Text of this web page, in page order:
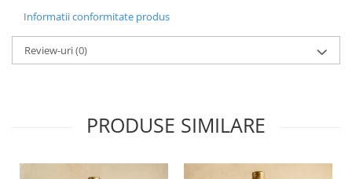
Informatii conformitate produs
Review-uri(0)
PRODUSE SIMILARE